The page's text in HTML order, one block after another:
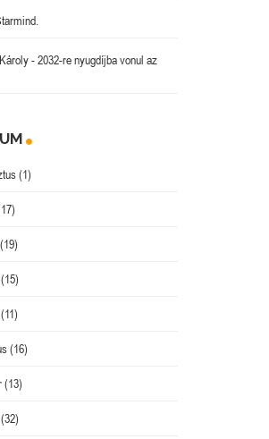
-2032-re nyugdíjba vonul az
(1)
(16)
(13)